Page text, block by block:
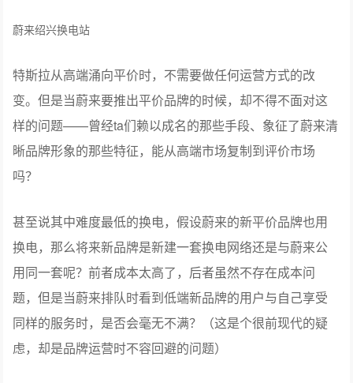
蔚来绍兴换电站
特斯拉从高端涌向平价时，不需要做任何运营方式的改
变。但是当蔚来要推出平价品牌的时候，却不得不面对这
样的问题——曾经ta们赖以成名的那些手段、象征了蔚来清
晰品牌形象的那些特征，能从高端市场复制到评价市场
吗？
甚至说其中难度最低的换电，假设蔚来的新平价品牌也用
换电，那么将来新品牌是新建一套换电网络还是与蔚来公
用同一套呢？前者成本太高了，后者虽然不存在成本问
题，但是当蔚来排队时看到低端新品牌的用户与自己享受
同样的服务时，是否会毫无不满？（这是个很前现代的疑
虑，却是品牌运营时不容回避的问题）